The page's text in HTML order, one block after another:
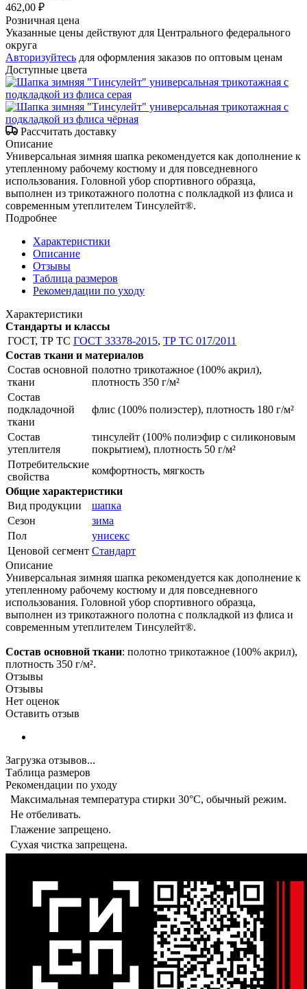
462,00 ₽
Розничная цена
Указанные цены действуют для Центрального федерального
округа
Авторизуйтесь для оформления заказов по оптовым ценам
Доступные цвета
Рассчитать доставку
Описание
Универсальная зимняя шапка рекомендуется как дополнение к
утепленному рабочему костюму и для повседневного
использования. Головной убор спортивного образца,
выполнен из трикотажного полотна с полкладкой из флиса и
современным утеплителем Тинсулейт®.
Подробнее
Характеристики
Описание
Отзывы
Таблица размеров
Рекомендации по уходу
Характеристики
Стандарты и классы
ГОСТ, ТР ТС ГОСТ 33378-2015, ТР ТС 017/2011
Состав ткани и материалов
Состав основной
ткани
полотно трикотажное (100% акрил),
плотность 350 г/м²
Состав
подкладочной
ткани
флис (100% полиэстер), плотность 180 г/м²
Состав
утеплителя
тинсулейт (100% полиэфир с силиконовым
покрытием), плотность 50 г/м²
Потребительские
свойства
комфортность, мягкость
Общие характеристики
Вид продукции
шапка
Сезон
зима
Пол
унисекс
Ценовой сегмент Стандарт
Описание
Универсальная зимняя шапка рекомендуется как дополнение к
утепленному рабочему костюму и для повседневного
использования. Головной убор спортивного образца,
выполнен из трикотажного полотна с полкладкой из флиса и
современным утеплителем Тинсулейт®.
Состав основной ткани: полотно трикотажное (100% акрил),
плотность 350 г/м².
Отзывы
Отзывы
Нет оценок
Оставить отзыв
Загрузка отзывов...
Таблица размеров
Рекомендации по уходу
Максимальная температура стирки 30°C, обычный режим.
Не отбеливать.
Глажение запрещено.
Сухая чистка запрещена.